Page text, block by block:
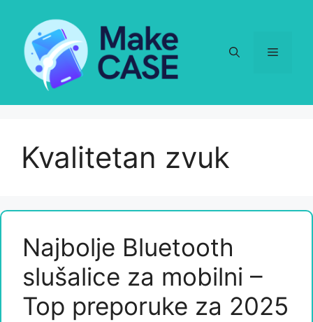
content
Menu
Kvalitetan zvuk
Najbolje Bluetooth
slušalice za mobilni –
Top preporuke za 2025